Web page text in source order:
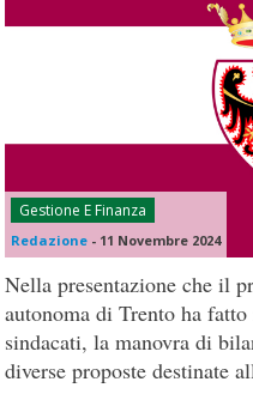
Gestione E Finanza
Redazione - 11 Novembre 2024
Nella presentazione che il
autonoma di Trento ha
sindacati, la manovra di
diverse proposte destinate